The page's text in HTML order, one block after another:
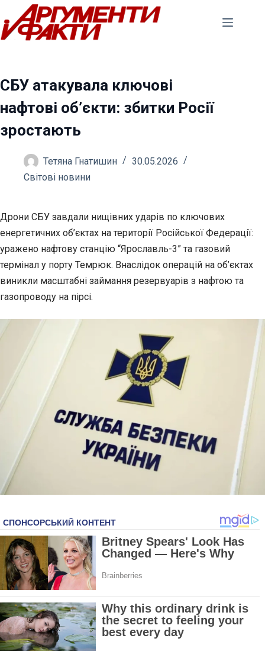
Перейти
до
вмісту
СБУ атакувала ключові
нафтові об’єкти: збитки Росії
зростають
Тетяна Гнатишин
30.05.2026
Світові новини
Дрони СБУ завдали нищівних ударів по ключових
енергетичних об’єктах на території Російської Федерації:
уражено нафтову станцію “Ярославль-3” та газовий
термінал у порту Темрюк. Внаслідок операцій на об’єктах
виникли масштабні займання резервуарів з нафтою та
газопроводу на пірсі.